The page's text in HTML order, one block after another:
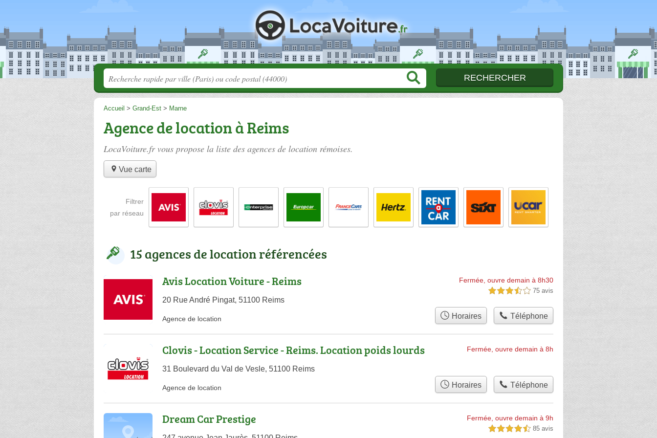
Accueil > Grand-Est > Marne
Agence de location à Reims
LocaVoiture.fr vous propose la liste des agences de location rémoises.
Vue carte
Filtrer
par réseau
15 agences de location référencées
Avis Location Voiture - Reims
20 Rue André Pingat, 51100 Reims
Fermée, ouvre demain à 8h30
3,5 étoiles sur 5 75 avis
Agence de location Horaires Téléphone
Clovis - Location Service - Reims. Location poids lourds
31 Boulevard du Val de Vesle, 51100 Reims
Fermée, ouvre demain à 8h
Agence de location Horaires Téléphone
Dream Car Prestige Fermée, ouvre demain à 9h
4,5 étoiles sur 5 85 avis